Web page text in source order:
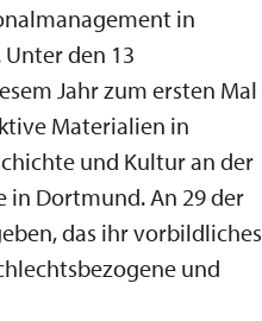
in
den 13
Jahr zum ersten Mal
Materialien in
und Kultur an der
in Dortmund. An 29 der
das ihr vorbildliches
und